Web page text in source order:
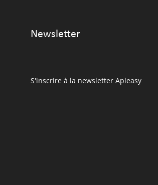
Newsletter
S'inscrire à la newsletter Apleasy